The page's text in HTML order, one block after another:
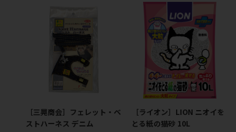
［三晃商会］フェレット・ベ
ストハーネス デニム
［ライオン］LION ニオイを
とる紙の猫砂 10L